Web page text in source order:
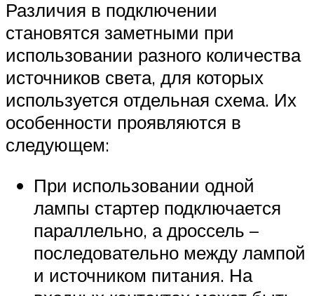
Различия в подключении
становятся заметными при
использовании разного количества
источников света, для которых
используется отдельная схема. Их
особенности проявляются в
следующем:
При использовании одной
лампы стартер подключается
параллельно, а дроссель –
последовательно между лампой
и источником питания. На